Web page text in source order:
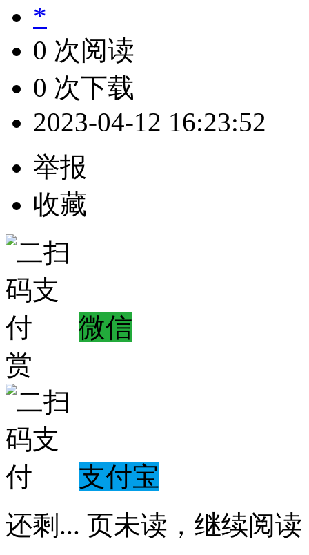
*
0 次阅读
0 次下载
2023-04-12 16:23:52
举报
收藏
微信
赏
支付宝
还剩 ... 页未读， 继续阅读